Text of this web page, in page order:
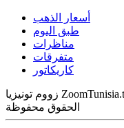
أسعار الذهب
طبق اليوم
مناظرات
متفرقات
كاريكاتور
زووم تونيزيا ZoomTunisia.tn جريدة إلكترونية جامعة - © 2019 جميع
الحقوق محفوظة